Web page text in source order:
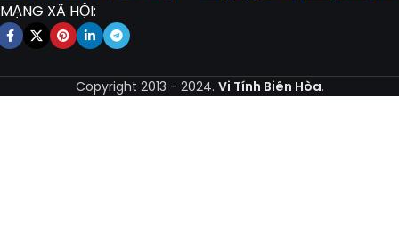
MẠNG XÃ HỘI:
Copyright 2013 - 2024. Vi Tính Biên Hòa.